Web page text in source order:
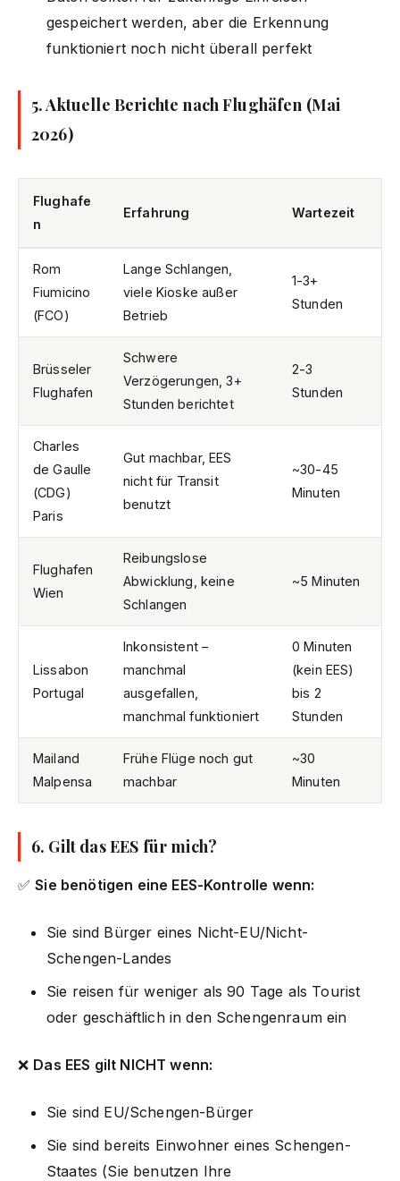
gespeichert werden, aber die Erkennung
funktioniert noch nicht überall perfekt
5. Aktuelle Berichte nach Flughäfen (Mai
2026)
Flughafe
n
Erfahrung Wartezeit
Rom
Fiumicino
(FCO)
Lange Schlangen,
viele Kioske außer
Betrieb
1-3+
Stunden
Brüsseler
Flughafen
Schwere
Verzögerungen, 3+
Stunden berichtet
2-3
Stunden
Charles
de Gaulle
(CDG)
Paris
Gut machbar, EES
nicht für Transit
benutzt
~30-45
Minuten
Flughafen
Wien
Reibungslose
Abwicklung, keine
Schlangen
~5 Minuten
Lissabon
Portugal
Inkonsistent –
manchmal
ausgefallen,
manchmal funktioniert
0 Minuten
(kein EES)
bis 2
Stunden
Mailand
Malpensa
Frühe Flüge noch gut
machbar
~30
Minuten
6. Gilt das EES für mich?
✅Sie benötigen eine EES-Kontrolle wenn:
Sie sind Bürger eines Nicht-EU/Nicht-
Schengen-Landes
Sie reisen für weniger als 90 Tage als Tourist
oder geschäftlich in den Schengenraum ein
❌ Das EES gilt NICHT wenn:
Sie sind EU/Schengen-Bürger
Sie sind bereits Einwohner eines Schengen-
Staates (Sie benutzen Ihre